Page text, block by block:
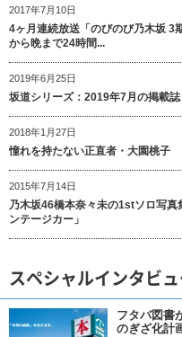
2017年7月10日
4ヶ月連続放送「のびのび乃木坂
から晩まで24時間...
2019年6月25日
坂道シリーズ：2019年7月の掲載
2018年1月27日
憧れを持たない正直者・大園桃子
2015年7月14日
乃木坂46橋本奈々未の1stソロ写
ンテージカー」
スペシャルインタビ
フタバ図書
のぎざ化計